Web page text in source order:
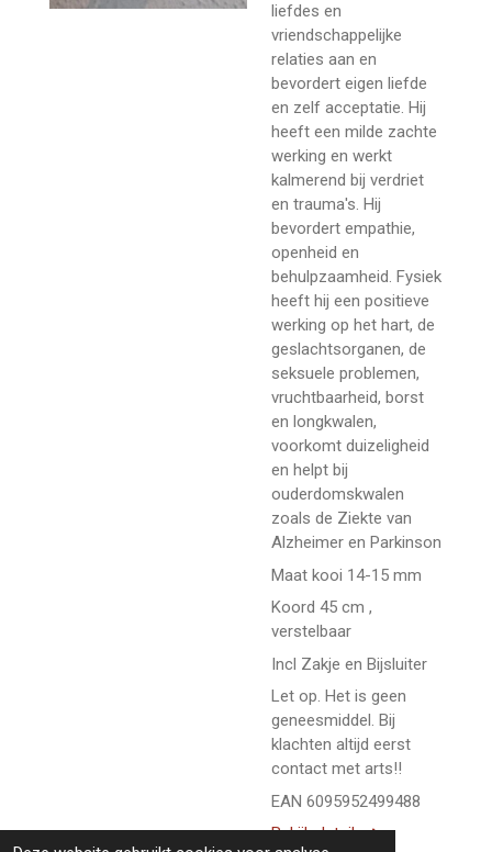
liefdes en
vriendschappelijke
relaties aan en
bevordert eigen liefde
en zelf acceptatie. Hij
heeft een milde zachte
werking en werkt
kalmerend bij verdriet
en trauma's. Hij
bevordert empathie,
openheid en
behulpzaamheid. Fysiek
heeft hij een positieve
werking op het hart, de
geslachtsorganen, de
seksuele problemen,
vruchtbaarheid, borst
en longkwalen,
voorkomt duizeligheid
en helpt bij
ouderdomskwalen
zoals de Ziekte van
Alzheimer en Parkinson
Maat kooi 14-15 mm
Koord 45 cm ,
verstelbaar
Incl Zakje en Bijsluiter
Let op. Het is geen
geneesmiddel. Bij
klachten altijd eerst
contact met arts!!
EAN 6095952499488
Bekijk details